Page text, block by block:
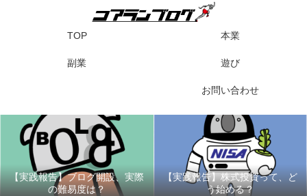
TOP 本業
副業 遊び
お問い合わせ
【実践報告】ブログ開設、実際
の難易度は？
【実践報告】株式投資って、ど
う始める？